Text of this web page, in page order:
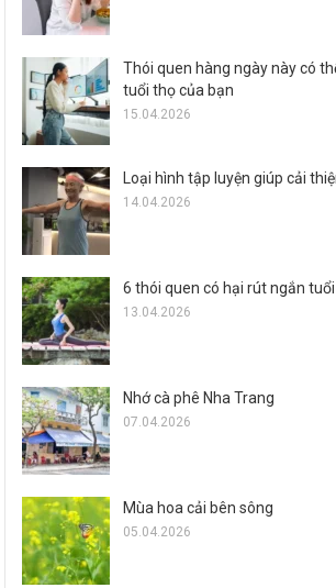
Thói quen hàng ngày này có
tuổi thọ của bạn
15.04.2026
Loại hình tập luyện giúp cải
14.04.2026
6 thói quen có hại rút ngắn
13.04.2026
Nhớ cà phê Nha Trang
07.04.2026
Mùa hoa cải bên sông
05.04.2026